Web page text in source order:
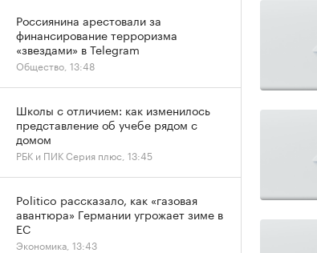
Россиянина арестовали за
финансирование терроризма
«звездами» в Telegram
Общество, 13:48
Школы с отличием: как изменилось
представление об учебе рядом с
домом
РБК и ПИК Серия плюс, 13:45
Politico рассказало, как «газовая
авантюра» Германии угрожает зиме в
ЕС
Экономика, 13:43